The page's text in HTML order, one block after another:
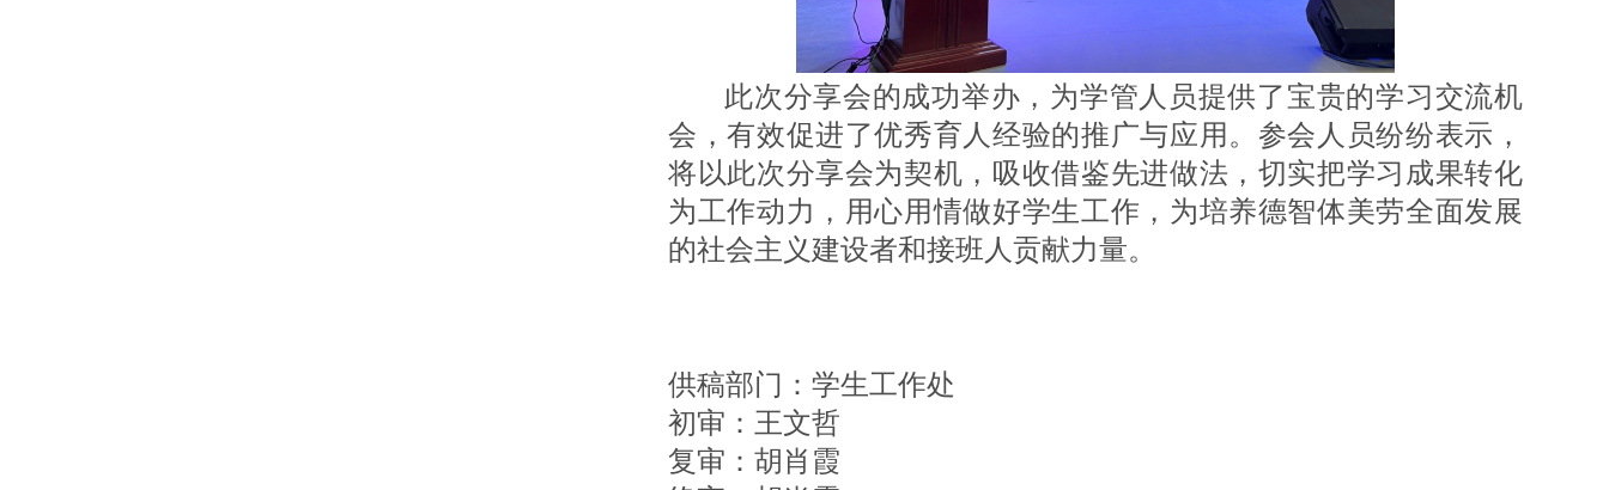
此次分享会的成功举办，为学管人员提供了宝贵的学习交流机
会，有效促进了优秀育人经验的推广与应用。参会人员纷纷表示，
将以此次分享会为契机，吸收借鉴先进做法，切实把学习成果转化
为工作动力，用心用情做好学生工作，为培养德智体美劳全面发展
的社会主义建设者和接班人贡献力量。
供稿部门：学生工作处
初审：王文哲
复审：胡肖霞